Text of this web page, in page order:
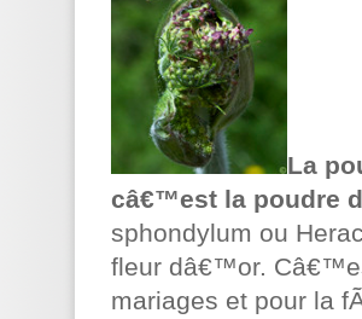
La
câ€™est la poudre
sphondylum ou
fleur dâ€™or.
mariages et pour la